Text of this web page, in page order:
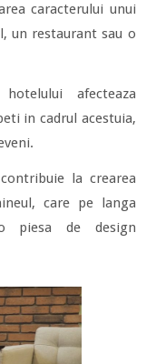
caracterului unui
un restaurant sau o
afecteaza
in cadrul acestuia,
la crearea
care pe langa
piesa de design